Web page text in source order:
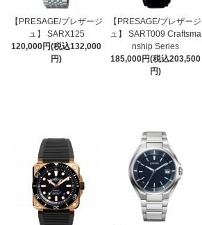
【PRESAGE/プレザージ
ュ】 SARX125
120,000円(税込132,000
円)
【PRESAGE/プレザージ
ュ】 SART009 Craftsma
nship Series
185,000円(税込203,500
円)